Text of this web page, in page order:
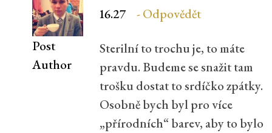
Post
Author
16.27
Odpovědět
Sterilní to trochu je, to máte
pravdu. Budeme se snažit tam
trošku dostat to srdíčko zpátky.
Osobně bych byl pro více
„přírodních“ barev, aby to bylo